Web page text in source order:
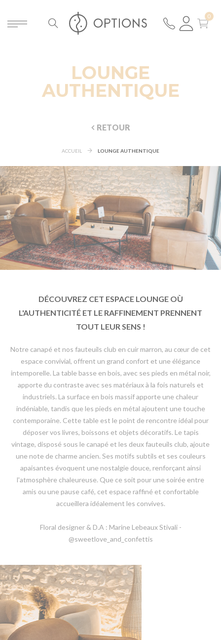
LOUNGE
AUTHENTIQUE
RETOUR
ACCUEIL LOUNGE AUTHENTIQUE
DÉCOUVREZ CET ESPACE LOUNGE OÙ
L'AUTHENTICITÉ ET LE RAFFINEMENT PRENNENT
TOUT LEUR SENS !
Notre canapé et nos fauteuils club en cuir marron, au cœur de cet
espace convivial, offrent un grand confort et une élégance
intemporelle. La table basse en bois, avec ses pieds en métal noir,
apporte du contraste avec ses matériaux à la fois naturels et
industriels. La surface en bois massif apporte une chaleur
indéniable, tandis que les pieds en métal ajoutent une touche
contemporaine. Cette table est le point de rencontre idéal pour
déposer vos livres, boissons et objets décoratifs. Le tapis
vintage, disposé sous le canapé et les deux fauteuils club, ajoute
une note de charme ancien. Ses motifs subtils et ses couleurs
apaisantes évoquent une nostalgie douce, renforçant ainsi
l'atmosphère chaleureuse. Que ce soit pour une soirée entre
amis ou une pause café, cet espace raffiné et confortable
accueillera idéalement les convives.
Floral designer & D.A : Marine Lebeaux Stivali -
@sweetlove_and_confettis